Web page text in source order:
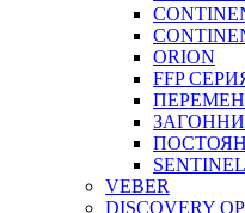
ORION
FFP
SENTINEL
VEBER
DISCOVERY